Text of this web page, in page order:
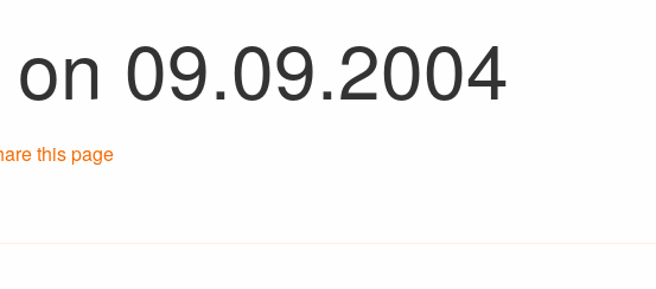
09.09.2004
this page